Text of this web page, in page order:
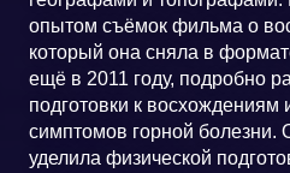
опытом съёмок фильма о
который она сняла в
ещё в 2011 году, подробно
подготовки к
симптомов горной болезни.
уделила физической